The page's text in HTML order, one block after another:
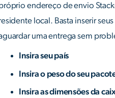
endereço de envio
local. Basta inserir
uma entrega sem
Insira seu país
Insira o peso do seu
Insira as dimensões da